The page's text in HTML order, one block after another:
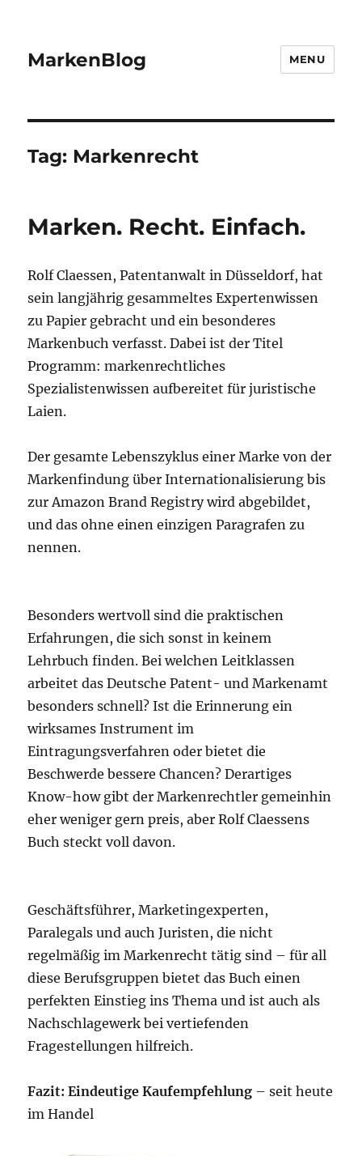
MarkenBlog MENU
Tag: Markenrecht
Marken. Recht. Einfach.
Rolf Claessen, Patentanwalt in Düsseldorf, hat
sein langjährig gesammeltes Expertenwissen
zu Papier gebracht und ein besonderes
Markenbuch verfasst. Dabei ist der Titel
Programm: markenrechtliches
Spezialistenwissen aufbereitet für juristische
Laien.
Der gesamte Lebenszyklus einer Marke von der
Markenfindung über Internationalisierung bis
zur Amazon Brand Registry wird abgebildet,
und das ohne einen einzigen Paragrafen zu
nennen.
Besonders wertvoll sind die praktischen
Erfahrungen, die sich sonst in keinem
Lehrbuch finden. Bei welchen Leitklassen
arbeitet das Deutsche Patent- und Markenamt
besonders schnell? Ist die Erinnerung ein
wirksames Instrument im
Eintragungsverfahren oder bietet die
Beschwerde bessere Chancen? Derartiges
Know-how gibt der Markenrechtler gemeinhin
eher weniger gern preis, aber Rolf Claessens
Buch steckt voll davon.
Geschäftsführer, Marketingexperten,
Paralegals und auch Juristen, die nicht
regelmäßig im Markenrecht tätig sind – für all
diese Berufsgruppen bietet das Buch einen
perfekten Einstieg ins Thema und ist auch als
Nachschlagewerk bei vertiefenden
Fragestellungen hilfreich.
Fazit: Eindeutige Kaufempfehlung – seit heute
im Handel